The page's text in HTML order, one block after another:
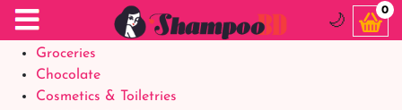
Food Supplements
Baby Foods
Groceries
Chocolate
Cosmetics & Toiletries
🌙
0